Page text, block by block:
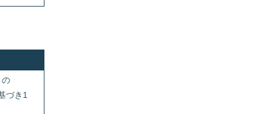
づき1